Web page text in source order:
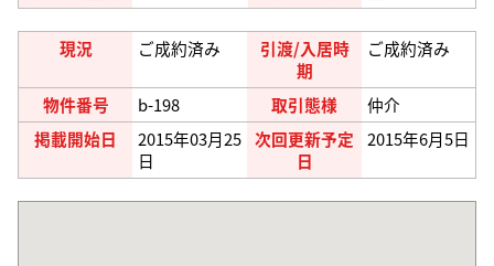
現況 ご成約済み
引渡/入居時
期
ご成約済み
物件番号 b-198 取引態様
仲介
掲載開始日
2015年03月25
日
次回更新予定
日
2015年6月5日